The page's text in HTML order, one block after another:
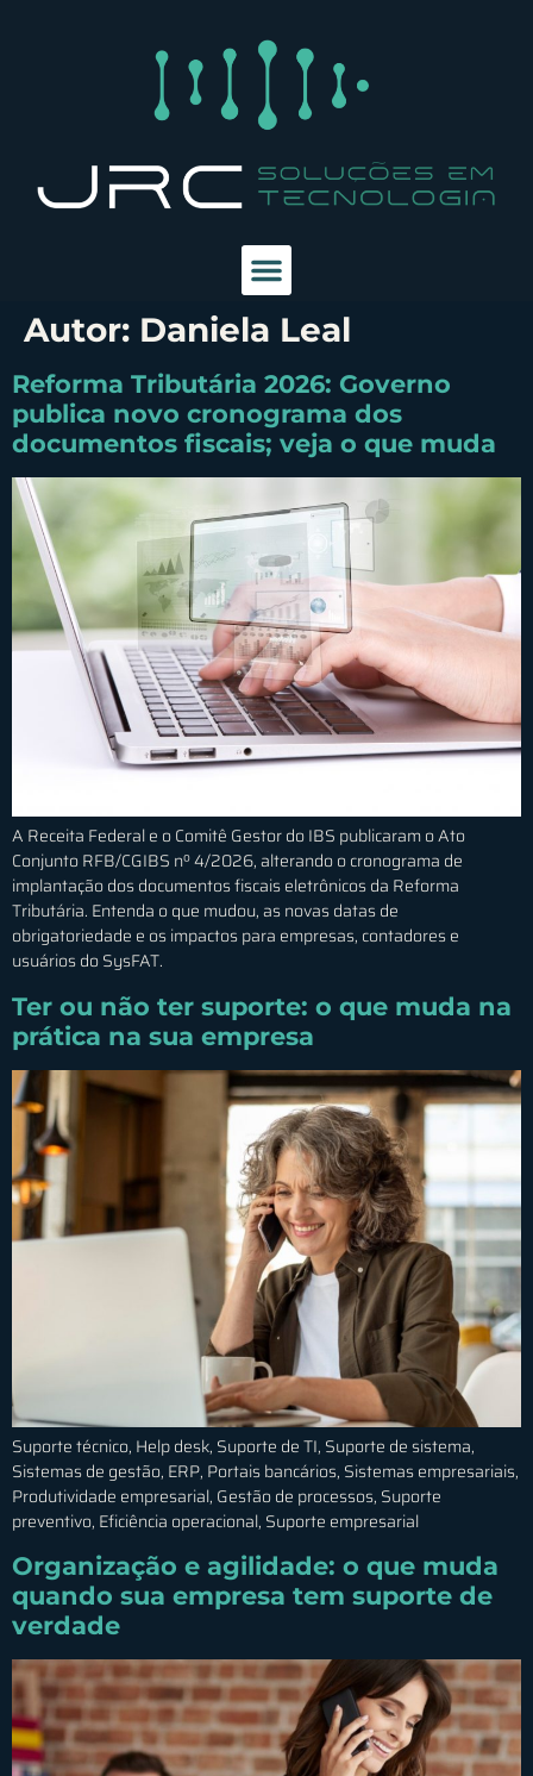
Autor: Daniela Leal
Reforma Tributária 2026: Governo
publica novo cronograma dos
documentos fiscais; veja o que muda
A Receita Federal e o Comitê Gestor do IBS publicaram o Ato
Conjunto RFB/CGIBS nº 4/2026, alterando o cronograma de
implantação dos documentos fiscais eletrônicos da Reforma
Tributária. Entenda o que mudou, as novas datas de
obrigatoriedade e os impactos para empresas, contadores e
usuários do SysFAT.
Ter ou não ter suporte: o que muda na
prática na sua empresa
Suporte técnico, Help desk, Suporte de TI, Suporte de sistema,
Sistemas de gestão, ERP, Portais bancários, Sistemas empresariais,
Produtividade empresarial, Gestão de processos, Suporte
preventivo, Eficiência operacional, Suporte empresarial
Organização e agilidade: o que muda
quando sua empresa tem suporte de
verdade